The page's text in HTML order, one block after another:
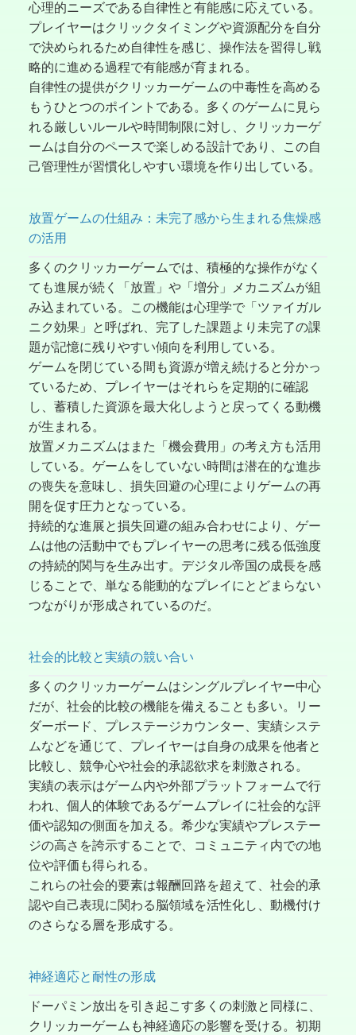
心理的ニーズである自律性と有能感に応えている。
プレイヤーはクリックタイミングや資源配分を自分
で決められるため自律性を感じ、操作法を習得し戦
略的に進める過程で有能感が育まれる。
自律性の提供がクリッカーゲームの中毒性を高める
もうひとつのポイントである。多くのゲームに見ら
れる厳しいルールや時間制限に対し、クリッカーゲ
ームは自分のペースで楽しめる設計であり、この自
己管理性が習慣化しやすい環境を作り出している。
放置ゲームの仕組み：未完了感から生まれる焦燥感
の活用
多くのクリッカーゲームでは、積極的な操作がなく
ても進展が続く「放置」や「増分」メカニズムが組
み込まれている。この機能は心理学で「ツァイガル
ニク効果」と呼ばれ、完了した課題より未完了の課
題が記憶に残りやすい傾向を利用している。
ゲームを閉じている間も資源が増え続けると分かっ
ているため、プレイヤーはそれらを定期的に確認
し、蓄積した資源を最大化しようと戻ってくる動機
が生まれる。
放置メカニズムはまた「機会費用」の考え方も活用
している。ゲームをしていない時間は潜在的な進歩
の喪失を意味し、損失回避の心理によりゲームの再
開を促す圧力となっている。
持続的な進展と損失回避の組み合わせにより、ゲー
ムは他の活動中でもプレイヤーの思考に残る低強度
の持続的関与を生み出す。デジタル帝国の成長を感
じることで、単なる能動的なプレイにとどまらない
つながりが形成されているのだ。
社会的比較と実績の競い合い
多くのクリッカーゲームはシングルプレイヤー中心
だが、社会的比較の機能を備えることも多い。リー
ダーボード、プレステージカウンター、実績システ
ムなどを通じて、プレイヤーは自身の成果を他者と
比較し、競争心や社会的承認欲求を刺激される。
実績の表示はゲーム内や外部プラットフォームで行
われ、個人的体験であるゲームプレイに社会的な評
価や認知の側面を加える。希少な実績やプレステー
ジの高さを誇示することで、コミュニティ内での地
位や評価も得られる。
これらの社会的要素は報酬回路を超えて、社会的承
認や自己表現に関わる脳領域を活性化し、動機付け
のさらなる層を形成する。
神経適応と耐性の形成
ドーパミン放出を引き起こす多くの刺激と同様に、
クリッカーゲームも神経適応の影響を受ける。初期